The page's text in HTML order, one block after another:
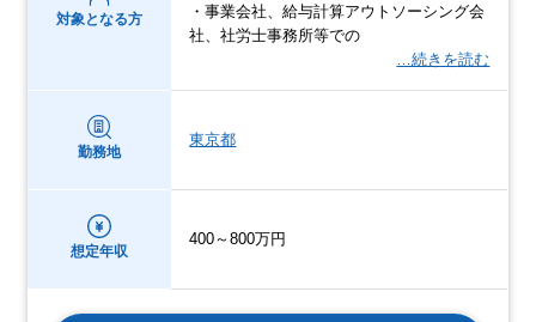
対象となる方
・事業会社、給与計算アウトソーシング会
社、社労士事務所等での
…続きを読む
勤務地
東京都
想定年収
400～800万円